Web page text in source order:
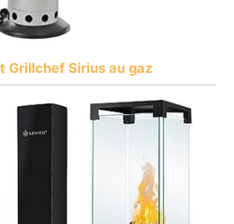
Grillchef Sirius au gaz